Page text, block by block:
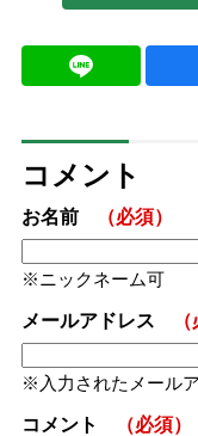
コメント
お名前 （必須）
ニックネーム可
メールアドレス
入力されたメール
コメント （必須）